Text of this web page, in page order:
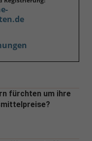
fürchten um ihre